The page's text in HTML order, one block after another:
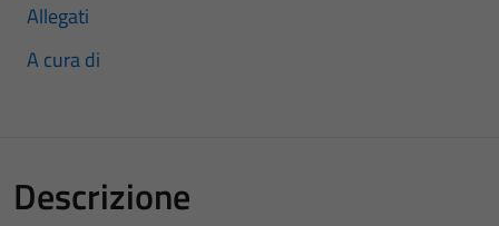
Allegati
A cura di
Descrizione